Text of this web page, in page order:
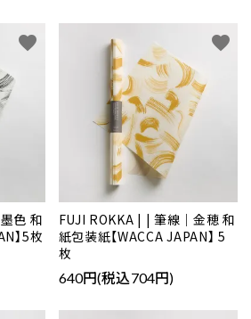
色 和
】5枚
favorite
FUJI ROKKA | | 筆線｜金穂 和
紙包装紙【WACCA JAPAN】 5
枚
640円(税込704円)
favorite